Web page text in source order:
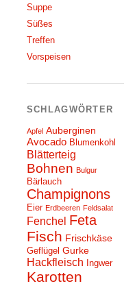
Suppe
Süßes
Treffen
Vorspeisen
SCHLAGWÖRTER
Apfel Auberginen
Avocado Blumenkohl
Blätterteig
Bohnen Bulgur
Bärlauch
Champignons
Eier Erdbeeren Feldsalat
Fenchel Feta
Fisch Frischkäse
Geflügel Gurke
Hackfleisch Ingwer
Karotten